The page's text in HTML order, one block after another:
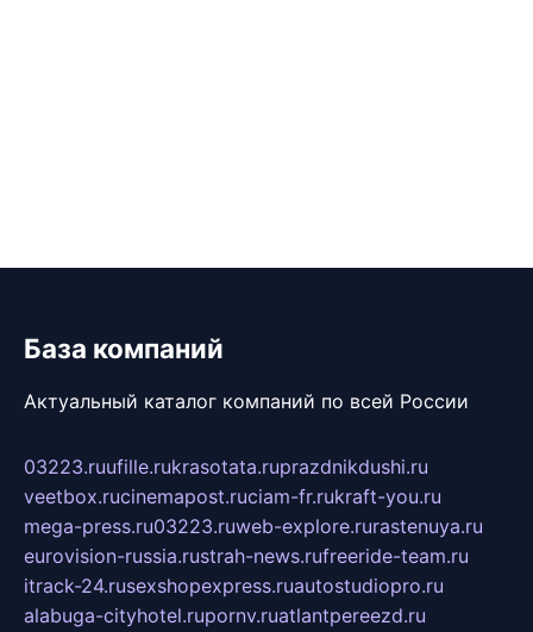
База компаний
Актуальный каталог компаний по всей России
03223.ruufille.rukrasotata.ruprazdnikdushi.ru
veetbox.rucinemapost.ruciam-fr.rukraft-you.ru
mega-press.ru03223.ruweb-explore.rurastenuya.ru
eurovision-russia.rustrah-news.rufreeride-team.ru
itrack-24.rusexshopexpress.ruautostudiopro.ru
alabuga-cityhotel.rupornv.ruatlantpereezd.ru